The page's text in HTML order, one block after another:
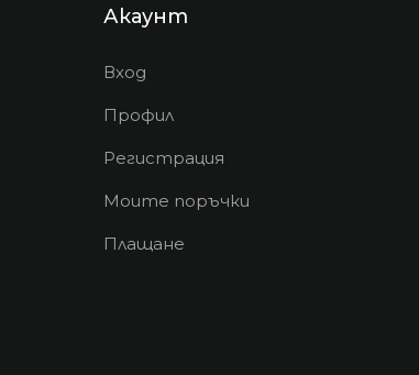
Акаунт
Вход
Профил
Регистрация
Моите поръчки
Плащане